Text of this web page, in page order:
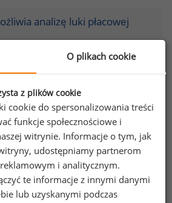
analizę luki płacowej
IT - raport płacowy
Forum
raport płacowy Sedlak
2024
wynagrodzeń i nie
niesprawiedliwości?
O plikach cookie
z plików cookie
cookie do spersonalizowania treści
funkcje społecznościowe i
witrynie. Informacje o tym, jak
udostępniamy partnerom
i analitycznym.
te informacje z innymi danymi
lub uzyskanymi podczas